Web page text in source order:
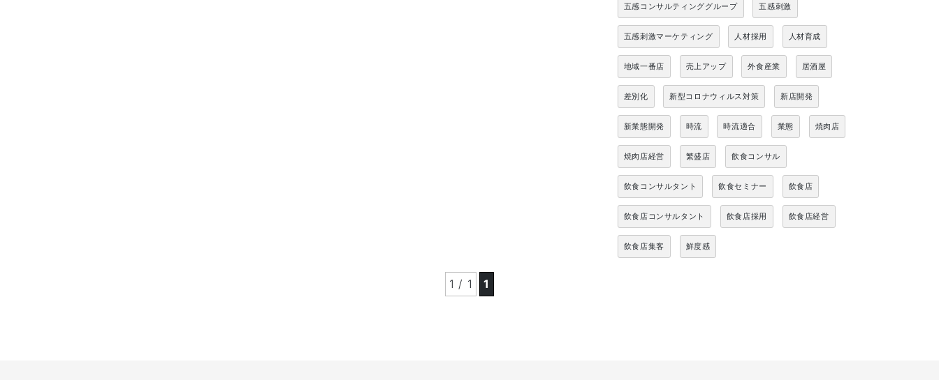
五感コンサルティンググループ 五感刺激
五感刺激マーケティング 人材採用 人材育成
地域一番店 売上アップ 外食産業 居酒屋
差別化 新型コロナウィルス対策 新店開発
新業態開発 時流 時流適合 業態 焼肉店
焼肉店経営 繁盛店 飲食コンサル
飲食コンサルタント 飲食セミナー 飲食店
飲食店コンサルタント 飲食店採用 飲食店経営
飲食店集客 鮮度感
1 / 1 1